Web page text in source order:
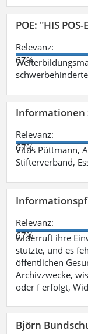
POE: "HIS
Relevanz:
67%
Informationen
Relevanz:
67%
Vitus Püttmann,
Stifterverband,
Relevanz:
67%
widerruft ihre
stützte, und es
öffentlichen
Archivzwecke,
oder f erfolgt,
Björn